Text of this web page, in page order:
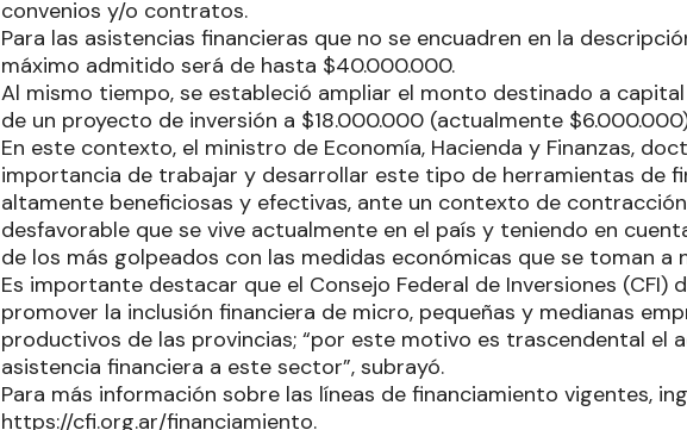
convenios y/o contratos.
Para las asistencias financieras que no se encuadren en la
máximo admitido será de hasta $40.000.000.
Al mismo tiempo, se estableció ampliar el monto destinado a
de un proyecto de inversión a $18.000.000 (actualmente
En este contexto, el ministro de Economía, Hacienda y Finanzas,
importancia de trabajar y desarrollar este tipo de herramientas de
altamente beneficiosas y efectivas, ante un contexto de
desfavorable que se vive actualmente en el país y teniendo en
de los más golpeados con las medidas económicas que se toman a
Es importante destacar que el Consejo Federal de Inversiones (CFI)
promover la inclusión financiera de micro, pequeñas y medianas
productivos de las provincias; “por este motivo es trascendental el
asistencia financiera a este sector”, subrayó.
Para más información sobre las líneas de financiamiento vigentes,
https://cfi.org.ar/financiamiento.